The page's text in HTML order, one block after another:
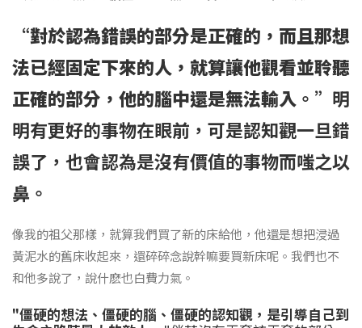
“對於認為錯誤的部分是正確的，而且那想
法已經固定下來的人，就算讓他觀看並聆聽
正確的部分，他的腦中還是無法輸入 。”明
明有更好的事物在眼前，可是認知觀一旦錯
誤了，也會認為是沒有價值的事物而嗤之以
鼻。
像我的祖父那樣，就算我們買了新的床給他，他還是想把浸過
黃泥水的舊床收起來，還碎碎念說幹嘛要買新床呢。我們也不
和他多說了，說什麽也白費力氣。
"僵硬的想法、僵硬的腦、僵硬的認知觀，是引導自己到